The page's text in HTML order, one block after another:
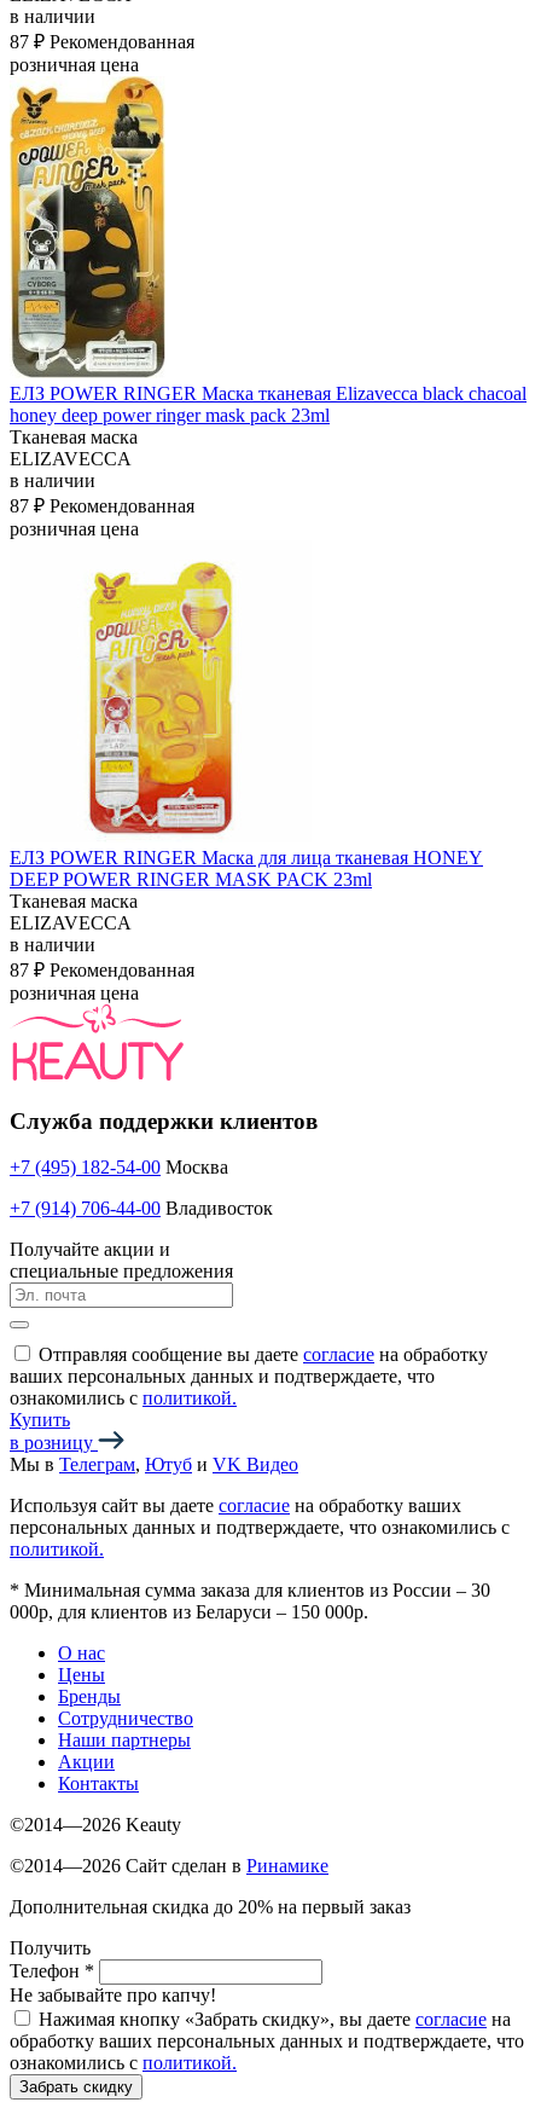
в наличии
87 ₽ Рекомендованная
розничная цена
ЕЛЗ POWER RINGER Маска тканевая Elizavecca black chacoal
honey deep power ringer mask pack 23ml
Тканевая маска
ELIZAVECCA
в наличии
87 ₽ Рекомендованная
розничная цена
ЕЛЗ POWER RINGER Маска для лица тканевая HONEY
DEEP POWER RINGER MASK PACK 23ml
Тканевая маска
ELIZAVECCA
в наличии
87 ₽ Рекомендованная
розничная цена
Служба поддержки клиентов
+7 (495) 182-54-00 Москва
+7 (914) 706-44-00 Владивосток
Получайте акции и
специальные предложения
Отправляя сообщение вы даете согласие на обработку
ваших персональных данных и подтверждаете, что
ознакомились с политикой.
Купить
в розницу
Мы в Телеграм, Ютуб и VK Видео
Используя сайт вы даете согласие на обработку ваших
персональных данных и подтверждаете, что ознакомились с
политикой.
* Минимальная сумма заказа для клиентов из России – 30
000р, для клиентов из Беларуси – 150 000р.
О нас
Цены
Бренды
Сотрудничество
Наши партнеры
Акции
Контакты
©2014—2026 Keauty
©2014—2026 Сайт сделан в Ринамике
Дополнительная скидка до 20% на первый заказ
Получить
Телефон *
Не забывайте про капчу!
Нажимая кнопку «Забрать скидку», вы даете согласие на
обработку ваших персональных данных и подтверждаете, что
ознакомились с политикой.
Забрать скидку